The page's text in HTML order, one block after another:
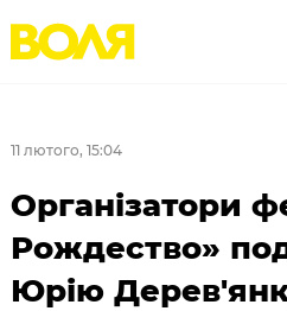
11 лютого, 15:04
Організатори
Рождество»
Юрію